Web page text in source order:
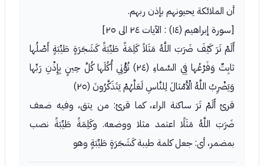
أن الملائكة يحيونهم بإذن ربهم.
[سورة إبراهيم (١٤) : الآيات ٢٤ الى ٢٥]
أَلَمْ تَرَ كَيْفَ ضَرَبَ اللَّهُ مَثَلاً كَلِمَةً طَيِّبَةً كَشَجَرَةٍ طَيِّبَةٍ أَصْلُها
ثابِتٌ وَفَرْعُها فِي السَّماءِ (٢٤) تُؤْتِي أُكُلَها كُلَّ حِينٍ بِإِذْنِ رَبِّها
وَيَضْرِبُ اللَّهُ الْأَمْثالَ لِلنَّاسِ لَعَلَّهُمْ يَتَذَكَّرُونَ (٢٥)
قرئ أَلَمْ تَرَ ساكنة الراء، كما قرئ: من يتق، وفيه ضعف
ضَرَبَ اللَّهُ مَثَلًا اعتمد مثلا ووضعه. وكَلِمَةً طَيِّبَةً نصب
بمضمر، أى: جعل كلمة طيبة كَشَجَرَةٍ طَيِّبَةٍ وهو